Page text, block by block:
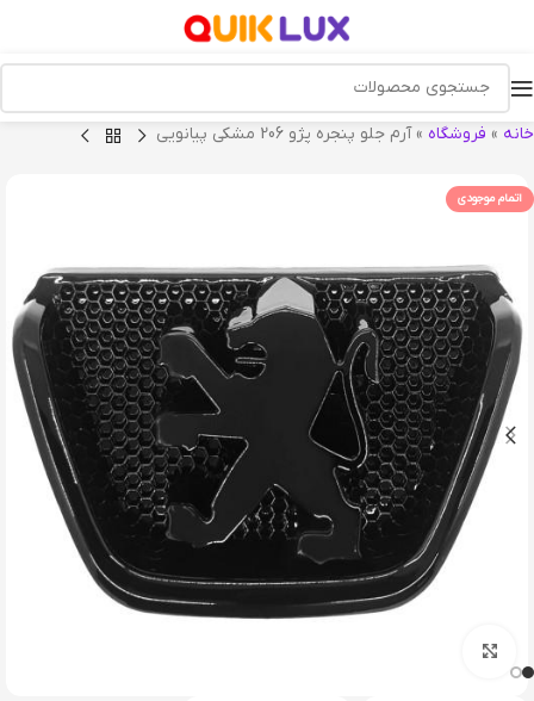
خانه » فروشگاه »آرم جلو پنجره پژو 206 مشکی پیانویی
اتمام موجودی